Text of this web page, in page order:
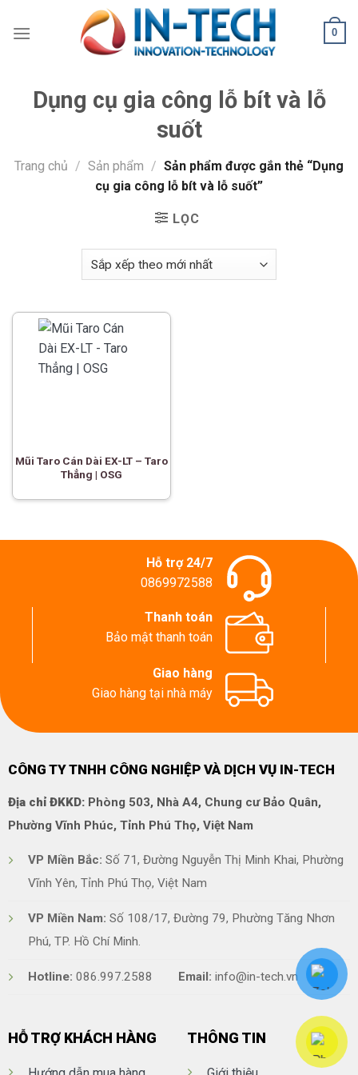
0
Dụng cụ gia công lỗ bít và lỗ
suốt
Trang chủ / Sản phẩm / Sản phẩm được gắn thẻ “Dụng
cụ gia công lỗ bít và lỗ suốt”
LỌC
Mũi Taro Cán Dài EX-LT – Taro
Thẳng | OSG
Hỗ trợ 24/7
0869972588
Thanh toán
Bảo mật thanh toán
Giao hàng
Giao hàng tại nhà máy
CÔNG TY TNHH CÔNG NGHIỆP VÀ DỊCH VỤ IN-TECH
Địa chỉ ĐKKD:Phòng 503, Nhà A4, Chung cư Bảo Quân,
Phường Vĩnh Phúc, Tỉnh Phú Thọ, Việt Nam
VP Miền Bắc: Số 71, Đường Nguyễn Thị Minh Khai, Phường
Vĩnh Yên, Tỉnh Phú Thọ, Việt Nam
VP Miền Nam: Số 108/17, Đường 79, Phường Tăng Nhơn
Phú, TP. Hồ Chí Minh.
Hotline: 086.997.2588 Email: info@in-tech.vn
HỖ TRỢ KHÁCH HÀNG THÔNG TIN